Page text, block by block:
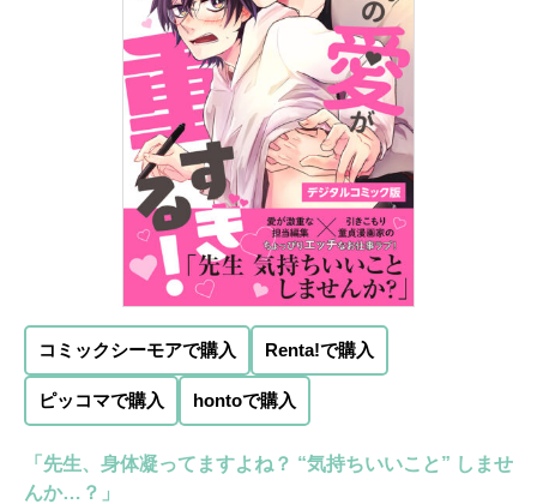
コミックシーモアで購入 Renta!で購入
ピッコマで購入 hontoで購入
「先生、身体凝ってますよね？ “気持ちいいこと” しませ
んか…？」